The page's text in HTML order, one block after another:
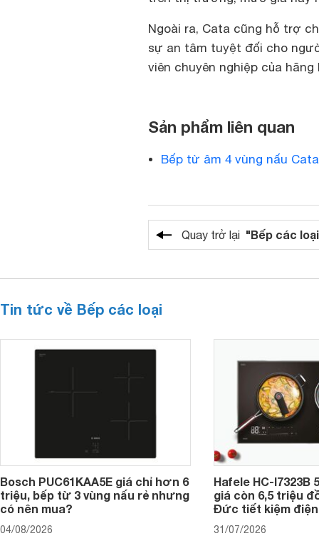
Ngoài ra, Cata cũng hỗ trợ
sự an tâm tuyệt đối cho
viên chuyên nghiệp của
Sản phẩm liên quan
Bếp từ âm 4 vùng nấu
Quay trở lại "Bếp các
Tin tức về Bếp các loại
Bosch PUC61KAA5E giá chỉ hơn 6
triệu, bếp từ 3 vùng nấu rẻ nhưng
có nên mua?
04/08/2026
Hafele HC-I7323B
giá còn 6,5 triệu
Đức tiết kiệm
31/07/2026